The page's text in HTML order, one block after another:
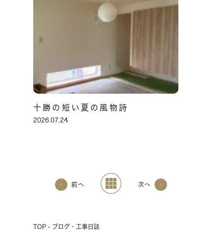
十勝の短い夏の風物詩
2026.07.24
前へ 次へ
TOP - ブログ・工事日誌